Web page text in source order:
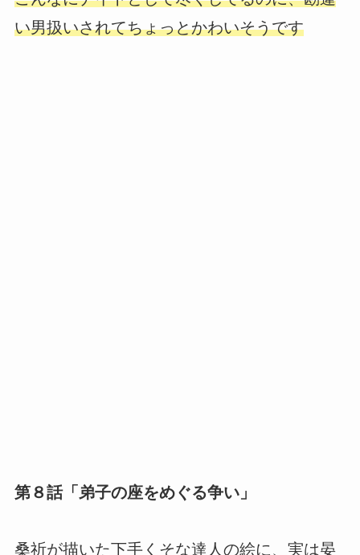
い男扱いされてちょっとかわいそうです
第８話「弟子の座をめぐる争い」
桑祈が描いた下手くそな達人の絵に、実は晏